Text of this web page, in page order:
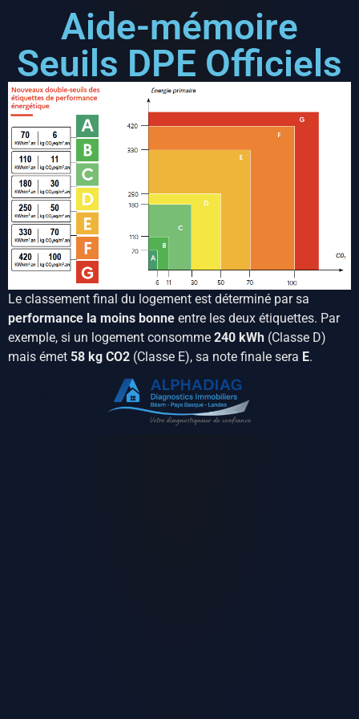
Aide-mémoire
Seuils DPE Officiels
Le classement final du logement est déterminé par sa
performance la moins bonne entre les deux étiquettes. Par
exemple, si un logement consomme 240 kWh (Classe D)
mais émet 58 kg CO2 (Classe E), sa note finale sera E.